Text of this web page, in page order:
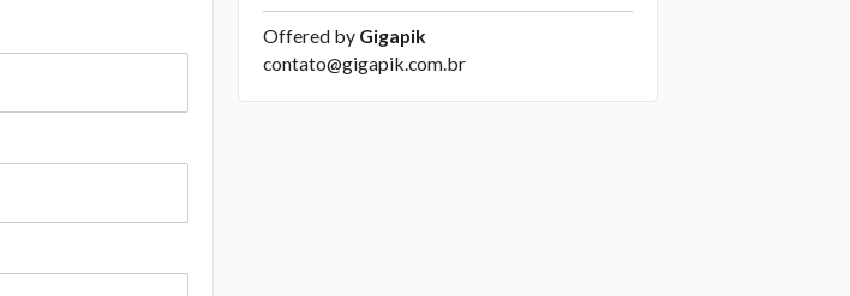
Offered by Gigapik
contato@gigapik.com.br